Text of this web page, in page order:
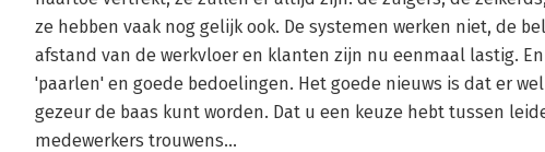
ze hebben vaak nog gelijk ook. De systemen werken niet, de
afstand van de werkvloer en klanten zijn nu eenmaal lastig.
'paarlen' en goede bedoelingen. Het goede nieuws is dat er
gezeur de baas kunt worden. Dat u een keuze hebt tussen
medewerkers trouwens...